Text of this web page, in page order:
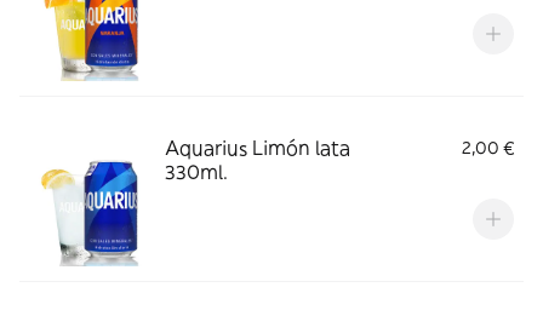
Aquarius Limón lata
330ml.
2,00 €